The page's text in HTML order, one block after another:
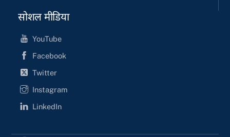
सोशल मीडिया
YouTube
Facebook
Twitter
Instagram
LinkedIn